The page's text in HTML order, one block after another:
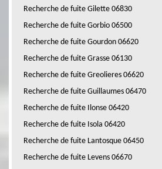
Recherche de fuite Gilette 06830
Recherche de fuite Gorbio 06500
Recherche de fuite Gourdon 06620
Recherche de fuite Grasse 06130
Recherche de fuite Greolieres 06620
Recherche de fuite Guillaumes 06470
Recherche de fuite Ilonse 06420
Recherche de fuite Isola 06420
Recherche de fuite Lantosque 06450
Recherche de fuite Levens 06670